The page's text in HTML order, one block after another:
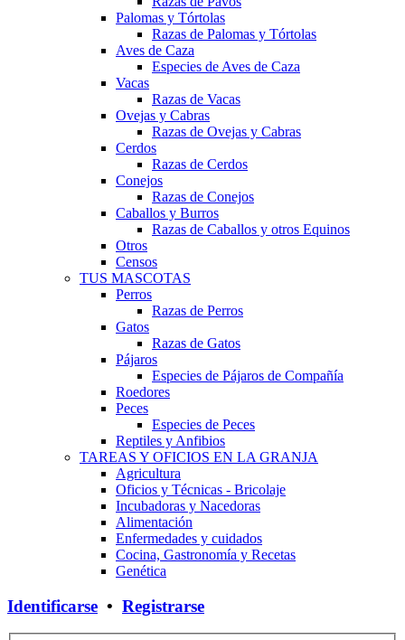
Palomas y Tórtolas
Razas de Palomas y Tórtolas
Aves de Caza
Especies de Aves de Caza
Vacas
Razas de Vacas
Ovejas y Cabras
Razas de Ovejas y Cabras
Cerdos
Razas de Cerdos
Conejos
Razas de Conejos
Caballos y Burros
Razas de Caballos y otros Equinos
Otros
Censos
TUS MASCOTAS
Perros
Razas de Perros
Gatos
Razas de Gatos
Pájaros
Especies de Pájaros de Compañía
Roedores
Peces
Especies de Peces
Reptiles y Anfibios
TAREAS Y OFICIOS EN LA GRANJA
Agricultura
Oficios y Técnicas - Bricolaje
Incubadoras y Nacedoras
Alimentación
Enfermedades y cuidados
Cocina, Gastronomía y Recetas
Genética
Identificarse • Registrarse